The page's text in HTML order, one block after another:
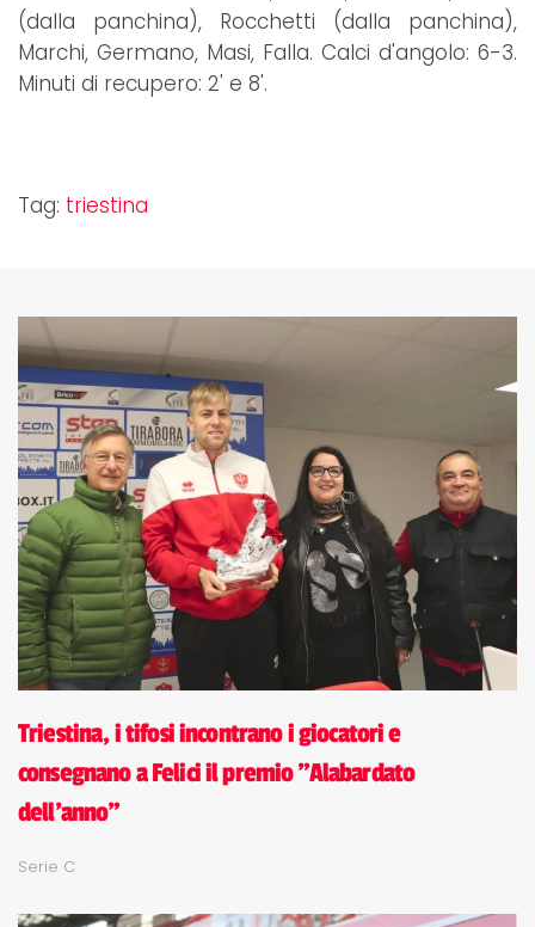
(dalla panchina), Rocchetti (dalla panchina),
Marchi, Germano, Masi, Falla. Calci d'angolo: 6-3.
Minuti di recupero: 2' e 8'.
Tag: triestina
Triestina, i tifosi incontrano i giocatori e
consegnano a Felici il premio "Alabardato
dell'anno"
Serie C